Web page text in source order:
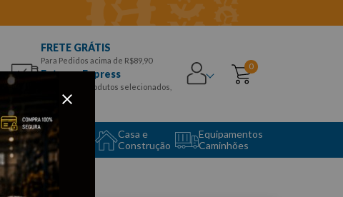
FRETE GRÁTIS
Para Pedidos acima de R$89,90
Entrega Express
para CEPS e produtos selecionados,
Aproveite!
0
Equipamento
Auto Center
Casa e
Construção
Equipamentos
Caminhões